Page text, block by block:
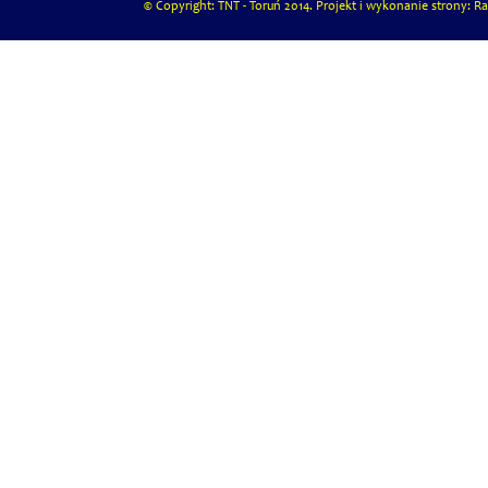
© Copyright: TNT - Toruń 2014. Projekt i wykonanie strony: